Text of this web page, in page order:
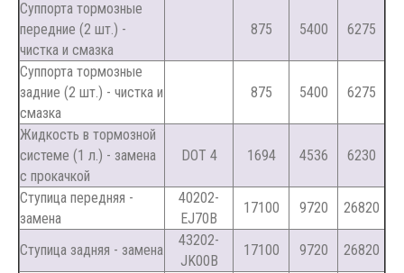
Суппорта тормозные
передние (2 шт.) -
чистка и смазка
875 5400 6275
Суппорта тормозные
задние (2 шт.) - чистка и
смазка
875 5400 6275
Жидкость в тормозной
системе (1 л.) - замена
с прокачкой
DOT 4 1694 4536 6230
Ступица передняя -
замена
40202-
EJ70B
17100 9720 26820
Ступица задняя - замена
43202-
JK00B
17100 9720
26820